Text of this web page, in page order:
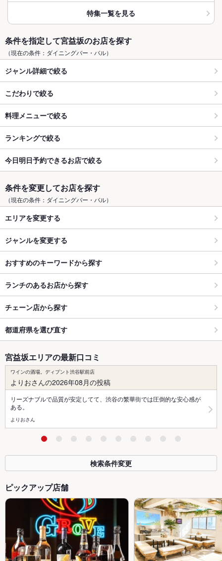
特集一覧を見る
条件を指定して宮益坂のお店を探す
（現在の条件：ダイニングバー・バル）
ジャンル詳細で絞る
こだわりで絞る
料理メニューで絞る
ランキングで絞る
今日明日予約できるお店で絞る
条件を変更してお店を探す
（現在の条件：ダイニングバー・バル）
エリアを変更する
ジャンルを変更する
おすすめのキーワードから探す
ランチのあるお店から探す
チェーン店から探す
都道府県を選び直す
宮益坂エリアの最新口コミ
ワインの酒場。ディプント渋谷駅前店
よりおさんの2026年08月の投稿
リーズナブルで品質が安定してて、渋谷の繁華街では圧倒的な安心感が
ある。
よりおさん
検索条件変更
ピックアップ店舗